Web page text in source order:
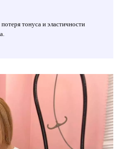
тонуса и эластичности